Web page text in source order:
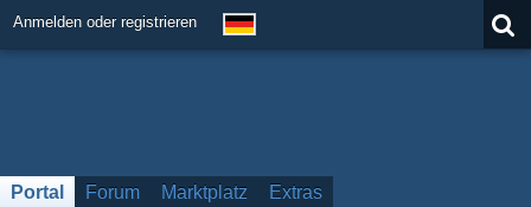
Anmelden oder registrieren
Portal Forum Marktplatz Extras